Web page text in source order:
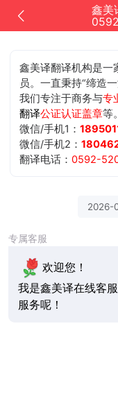
鑫美
鑫美译翻译机构是一
员。一直秉持“缔造
我们专注于商务与专
翻译公证认证盖章等。
微信/手机1：
微信/手机2：
翻译电话：0592-
2026-
专属客服
欢迎您！
我是鑫美译在线客
服务呢！